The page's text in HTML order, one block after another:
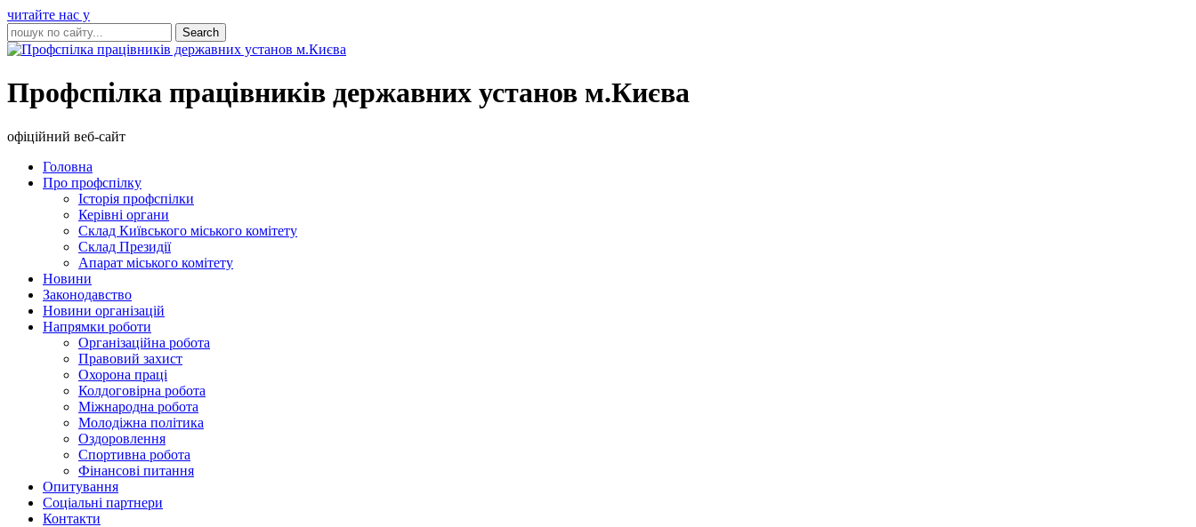
читайте нас у
Профспілка працівників державних установ м.Києва
офіційний веб-сайт
Головна
Про профспілку
Історія профспілки
Керівні органи
Склад Київського міського комітету
Склад Президії
Апарат міського комітету
Новини
Законодавство
Новини організацій
Напрямки роботи
Організаційна робота
Правовий захист
Охорона праці
Колдоговірна робота
Міжнародна робота
Молодіжна політика
Оздоровлення
Спортивна робота
Фінансові питання
Опитування
Соціальні партнери
Контакти